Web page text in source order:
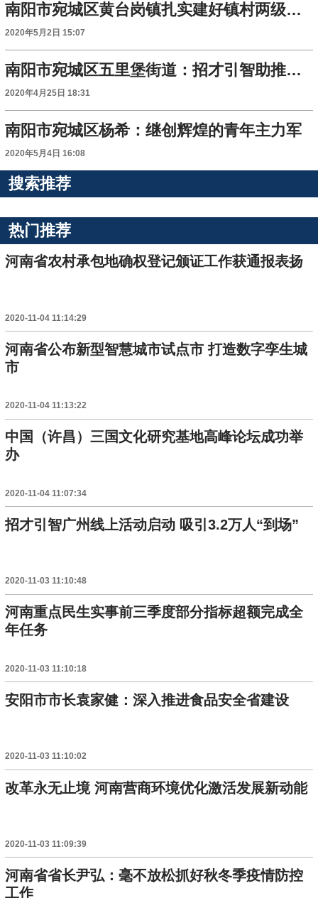
南阳市宛城区黄台岗镇扎实建好镇村两级幸福大院
2020年5月2日 15:07
南阳市宛城区五里堡街道：招才引智助推企业发展
2020年4月25日 18:31
南阳市宛城区杨希：继创辉煌的青年主力军
2020年5月4日 16:08
搜索推荐
热门推荐
河南省农村承包地确权登记颁证工作获通报表扬
2020-11-04 11:14:29
河南省公布新型智慧城市试点市 打造数字孪生城
市
2020-11-04 11:13:22
中国（许昌）三国文化研究基地高峰论坛成功举
办
2020-11-04 11:07:34
招才引智广州线上活动启动 吸引3.2万人“到场”
2020-11-03 11:10:48
河南重点民生实事前三季度部分指标超额完成全
年任务
2020-11-03 11:10:18
安阳市市长袁家健：深入推进食品安全省建设
2020-11-03 11:10:02
改革永无止境 河南营商环境优化激活发展新动能
2020-11-03 11:09:39
河南省省长尹弘：毫不放松抓好秋冬季疫情防控
工作